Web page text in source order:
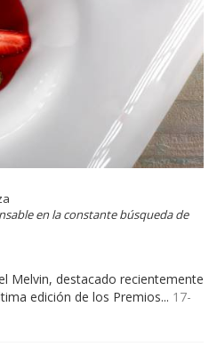
en la constante búsqueda de
Melvin, destacado recientemente
edición de los Premios... 17-